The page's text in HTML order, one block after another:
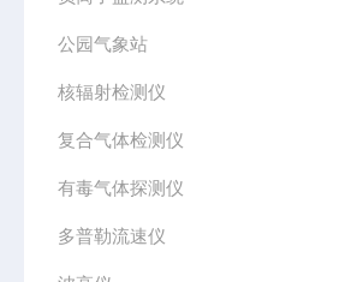
公园气象站
核辐射检测仪
复合气体检测仪
有毒气体探测仪
多普勒流速仪